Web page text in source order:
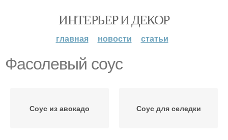
ИНТЕРЬЕР И ДЕКОР
главная новости статьи
Фасолевый соус
Соус из авокадо Соус для селедки